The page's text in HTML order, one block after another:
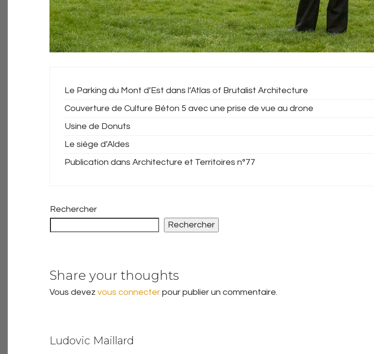
Le Parking du Mont d’Est dans l’Atlas of Brutalist Architecture
Couverture de Culture Béton 5 avec une prise de vue au drone
Usine de Donuts
Le siège d’Aldes
Publication dans Architecture et Territoires n°77
Rechercher
Rechercher
Share your thoughts
Vous devez vous connecter pour publier un commentaire.
Ludovic Maillard